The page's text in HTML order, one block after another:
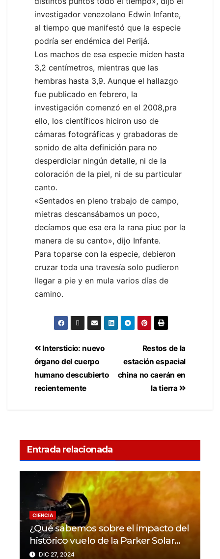
investigador venezolano Edwin Infante,
al tiempo que manifestó que la especie
podría ser endémica del Perijá.
Los machos de esa especie miden hasta
3,2 centímetros, mientras que las
hembras hasta 3,9. Aunque el hallazgo
fue publicado en febrero, la
investigación comenzó en el 2008,pra
ello, los científicos hiciron uso de
cámaras fotográficas y grabadoras de
sonido de alta definición para no
desperdiciar ningún detalle, ni de la
coloración de la piel, ni de su particular
canto.
«Sentados en pleno trabajo de campo,
mietras descansábamos un poco,
decíamos que esa era la rana piuc por la
manera de su canto», dijo Infante.
Para toparse con la especie, debieron
cruzar toda una travesía solo pudieron
llegar a pie y en mula varios días de
camino.
Restos de la
estación espacial
china no caerán en
la tierra
Intersticio: nuevo
órgano del cuerpo
humano descubierto
recientemente
Entrada relacionada
CIENCIA
¿Qué sabemos sobre el impacto del
histórico vuelo de la Parker Solar
Probe?
DIC 27, 2024